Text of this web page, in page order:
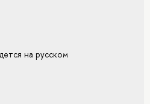
на русском